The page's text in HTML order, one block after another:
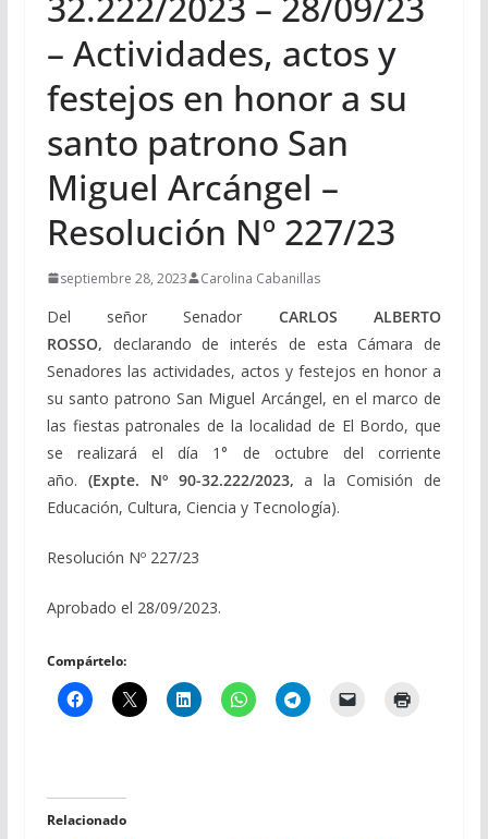
– Actividades, actos y
festejos en honor a su
santo patrono San
Miguel Arcángel –
Resolución Nº 227/23
septiembre 28, 2023 Carolina Cabanillas
Del señor Senador CARLOS ALBERTO
ROSSO, declarando de interés de esta Cámara de
Senadores las actividades, actos y festejos en honor a
su santo patrono San Miguel Arcángel, en el marco de
las fiestas patronales de la localidad de El Bordo, que
se realizará el día 1° de octubre del corriente
año. (Expte. Nº 90-32.222/2023,a la Comisión de
Educación, Cultura, Ciencia y Tecnología).
Resolución Nº 227/23
Aprobado el 28/09/2023.
Compártelo:
Relacionado